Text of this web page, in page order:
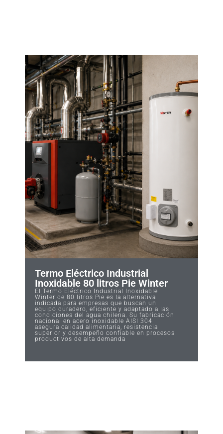
Termo Eléctrico Industrial
Inoxidable 80 litros Pie Winter
El Termo Eléctrico Industrial Inoxidable
Winter de 80 litros Pie es la alternativa
indicada para empresas que buscan un
equipo duradero, eficiente y adaptado a las
condiciones del agua chilena. Su fabricación
nacional en acero inoxidable AISI 304
asegura calidad alimentaria, resistencia
superior y desempeño confiable en procesos
productivos de alta demanda